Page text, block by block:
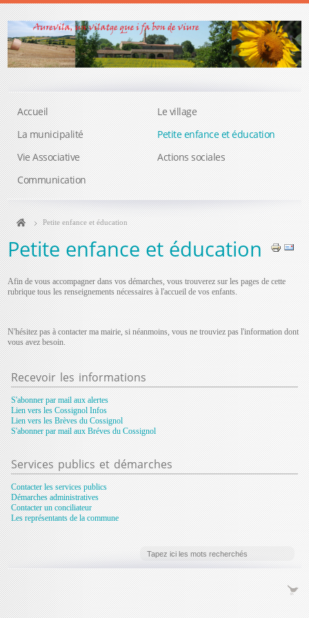
Accueil
Le village
La municipalité
Petite enfance et éducation
Vie Associative
Actions sociales
Communication
Petite enfance et éducation
Petite enfance et éducation
Afin de vous accompagner dans vos démarches, vous trouverez sur les pages de cette
rubrique tous les renseignements nécessaires à l'accueil de vos enfants.
N'hésitez pas à contacter ma mairie, si néanmoins, vous ne trouviez pas l'information dont
vous avez besoin.
Recevoirles informations
S'abonner par mail aux alertes
Lien vers les Cossignol Infos
Lien vers les Brèves du Cossignol
S'abonner par mail aux Bréves du Cossignol
Servicespublics et démarches
Contacter les services publics
Démarches administratives
Contacter un conciliateur
Les représentants de la commune